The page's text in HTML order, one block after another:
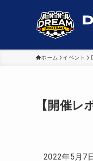
ホーム イベント
【開催レ
2022年5月7